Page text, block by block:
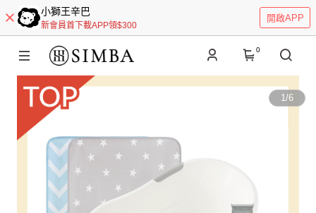
小獅王辛巴
新會員首下載APP領$300
開啟APP
0
1/6